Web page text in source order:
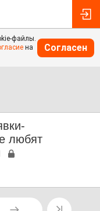
файлы.
на
Согласен
любят